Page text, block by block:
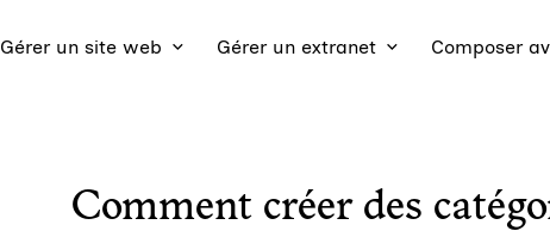
Gérer un site web Gérer un extranet Composer
Comment créer des